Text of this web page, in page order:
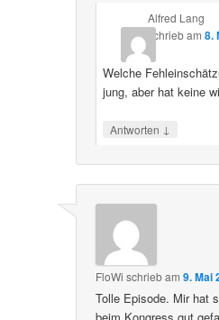
Alfred Lang
schriebam 8.
Welche
jung, aber hat keine
Antworten ↓
FloWi schriebam9. Mai
Tolle Episode. Mir hat